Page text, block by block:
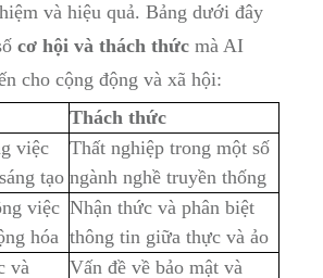
và hiệu quả. Bảng dưới đây
cơ hội và thách thức mà AI
cho cộng động và xã hội:
Thách thức
việc
tạo
Thất nghiệp trong một số
ngành nghề truyền thống
việc
hóa
Nhận thức và phân biệt
thông tin giữa thực và ảo
và
Vấn đề về bảo mật và